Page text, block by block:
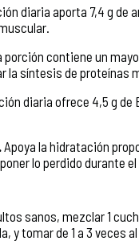
diaria aporta 7,4 g de
porción contiene un
la síntesis de proteínas
diaria ofrece 4,5 g de
Apoya la hidratación
lo perdido durante
sanos, mezclar 1
y tomar de 1 a 3 veces al